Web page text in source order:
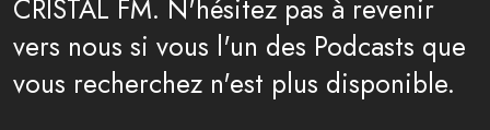
CRISTAL FM. N'hésitez pas à revenir
vers nous si vous l'un des Podcasts que
vous recherchez n'est plus disponible.